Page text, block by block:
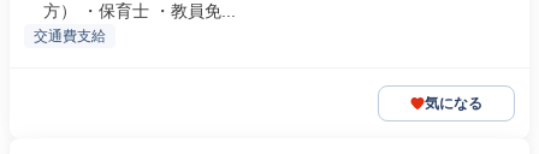
方） ・保育士 ・教員免...
交通費支給
気になる